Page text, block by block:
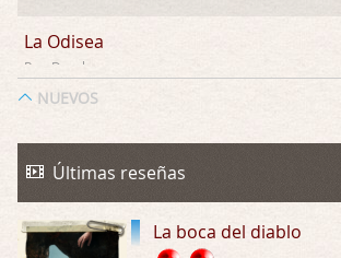
La Odisea
Por: Draghann
No sé si entrar en polémicas con respect …
Trance
Por: Luar
El señor de las moscas
NUEVOS
Últimas reseñas
La boca del diablo